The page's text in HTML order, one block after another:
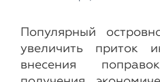
Популярный
увеличить приток
внесения